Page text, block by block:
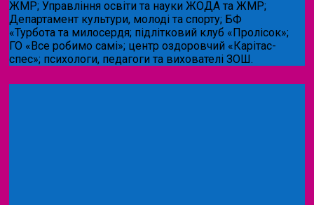
ЖМР; Управління освіти та науки ЖОДА та ЖМР;
Департамент культури, молоді та спорту; БФ
«Турбота та милосердя; підлітковий клуб «Пролісок»;
ГО «Все робимо самі»; центр оздоровчий «Карітас-
спес»; психологи, педагоги та вихователі ЗОШ.